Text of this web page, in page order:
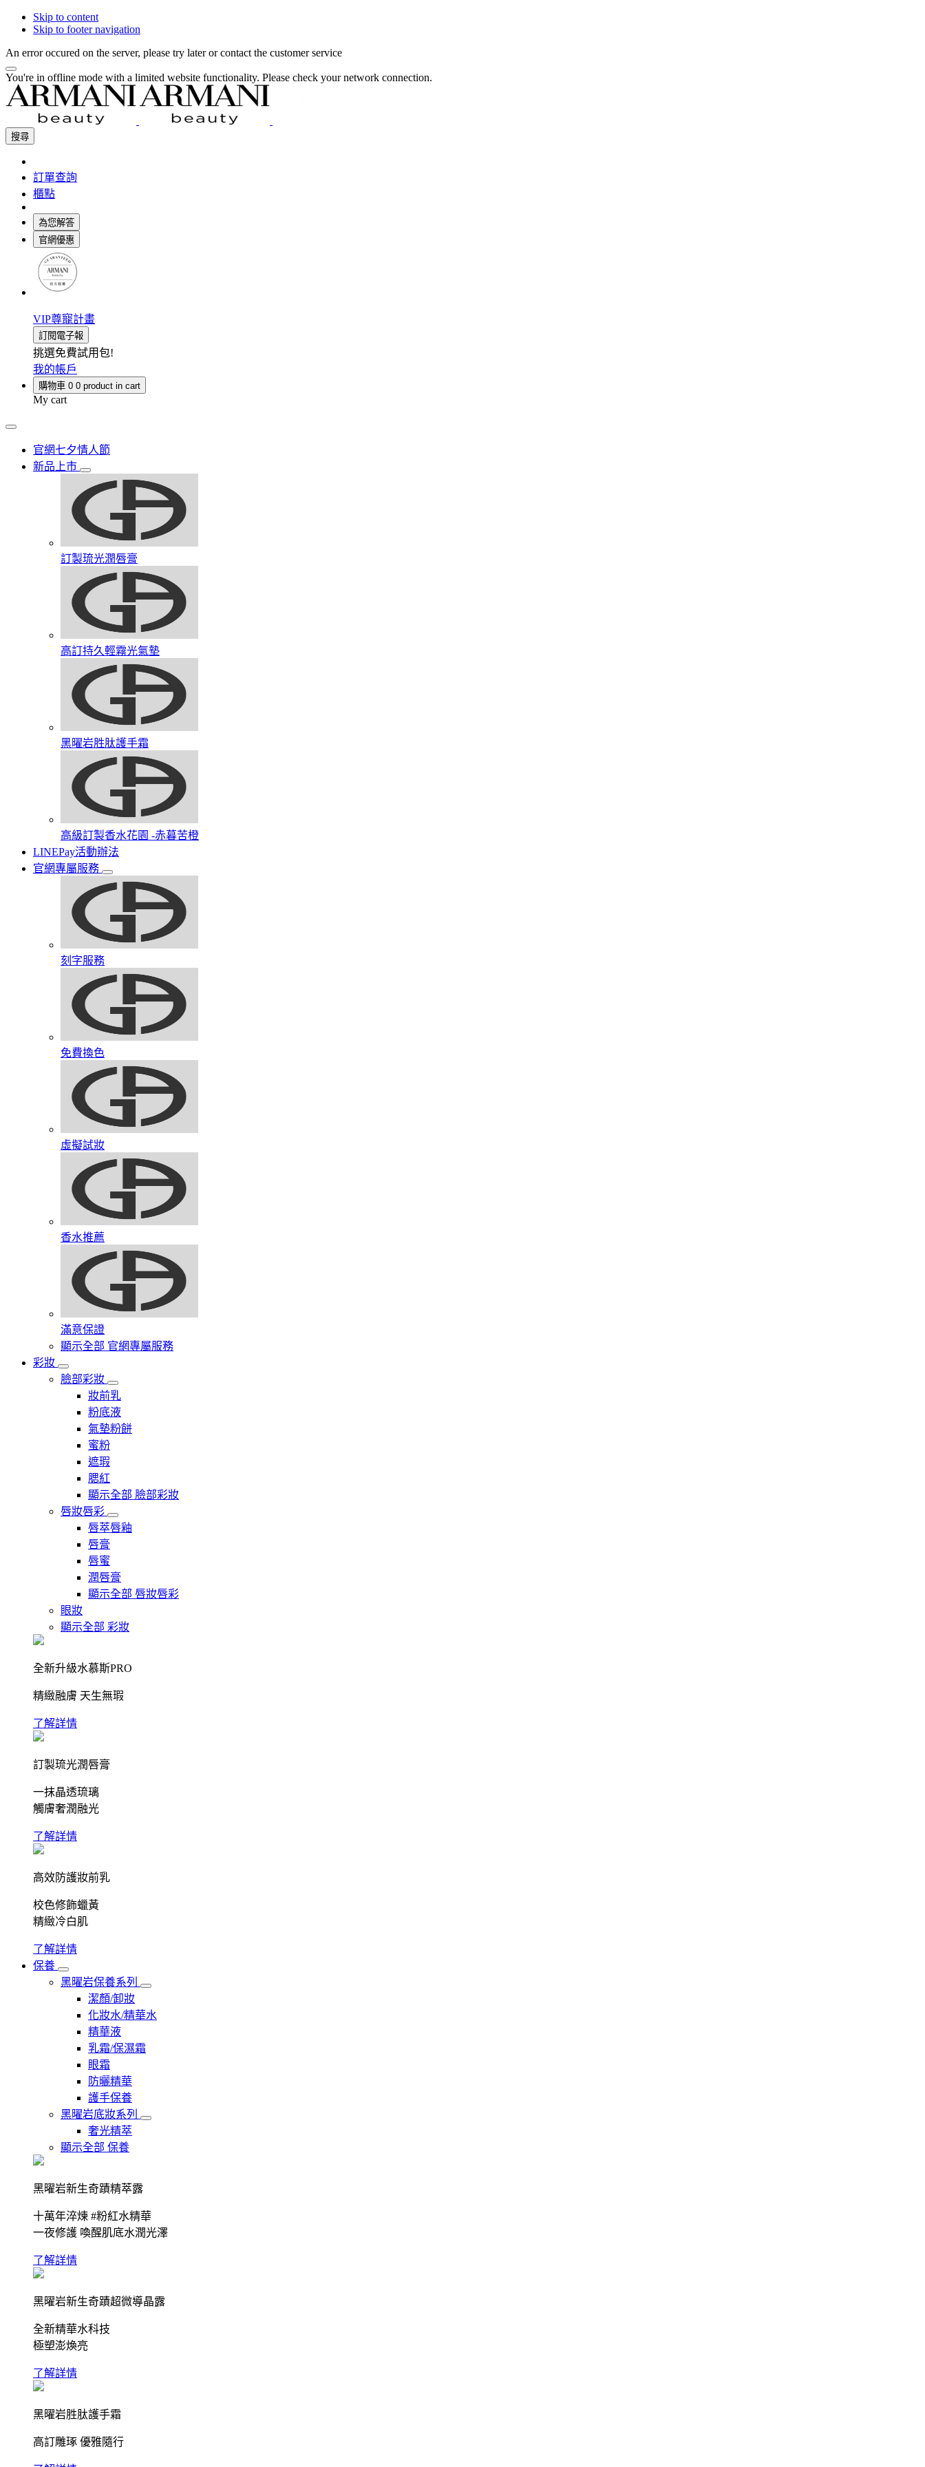
Skip to content
Skip to footer navigation
An error occured on the server, please try later or contact the customer service
You're in offline mode with a limited website functionality. Please check your network connection.
搜尋
訂單查詢
櫃點
為您解答
官網優惠
VIP尊寵計畫
訂閱電子報
挑選免費試用包!
我的帳戶
購物車 0 0 product in cart
My cart
官網七夕情人節
新品上市
訂製琉光潤唇膏​
高訂持久輕霧光氣墊
黑曜岩胜肽護手霜​
高級訂製香水花園​ -赤暮苦橙
LINEPay活動辦法
官網專屬服務
刻字服務
免費換色
虛擬試妝
香水推薦
滿意保證
顯示全部 官網專屬服務
彩妝
臉部彩妝
妝前乳
粉底液
氣墊粉餅
蜜粉
遮瑕
腮紅
顯示全部 臉部彩妝
唇妝唇彩
唇萃唇釉
唇膏
唇蜜
潤唇膏
顯示全部 唇妝唇彩
眼妝
顯示全部 彩妝
全新升級水慕斯PRO
精緻融膚 天生無瑕
了解詳情
訂製琉光潤唇膏
一抹晶透琉璃
觸膚奢潤融光
了解詳情
高效防護妝前乳
校色修飾蠟黃
精緻冷白肌
了解詳情
保養
黑曜岩保養系列
潔顏/卸妝
化妝水/精華水
精華液
乳霜/保濕霜
眼霜
防曬精華
護手保養
黑曜岩底妝系列
奢光精萃
顯示全部 保養
黑曜岩新生奇蹟精萃露
十萬年淬煉 #粉紅水精華
一夜修護 喚醒肌底水潤光澤
了解詳情
黑曜岩新生奇蹟超微導晶露
全新精華水科技
極塑澎煥亮
了解詳情
黑曜岩胜肽護手霜
高訂雕琢 優雅隨行